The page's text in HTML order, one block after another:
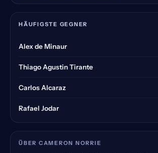
HÄUFIGSTE GEGNER
Alex de Minaur
Thiago Agustin Tirante
Carlos Alcaraz
Rafael Jodar
ÜBER CAMERON NORRIE